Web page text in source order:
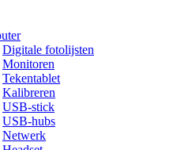
Digitale fotolijsten
Monitoren
Tekentablet
Kalibreren
USB-stick
USB-hubs
Netwerk